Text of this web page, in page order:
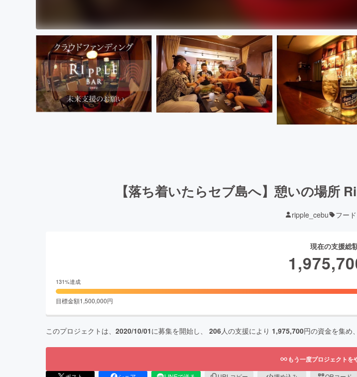
【落ち着いたらセブ島へ】憩いの場所
ripple_cebu フー
現在の支援総
131%達成
目標金額1,500,000円
このプロジェクトは、 2020/10/01に募集を開始し、 206人の支援により 1,975,700円の資金を集め、
もう一度プロジェクトを